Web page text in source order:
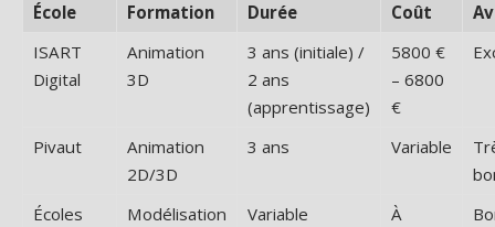
École Formation Durée Coût
ISART
Digital
Animation
3D
3 ans (initiale) /
2 ans
(apprentissage)
5800 €
– 6800
€
Pivaut
Animation
2D/3D
3 ans Variable
Écoles
Modélisation
Variable
À